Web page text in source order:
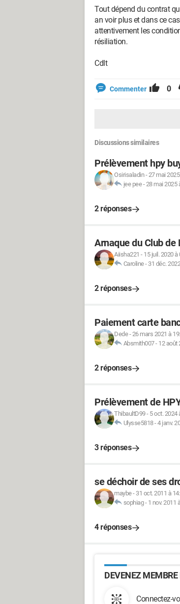
Tout dépend du contrat
an voir plus et dans ce
attentivement les
résiliation.
Cdlt
Commenter 0
Discussions similaires
Prélèvement hpy
Osirisaladin-27 mai
jee pee-28 mai 2025
2 réponses
Arnaque du Club de
Aiisha221 - 15 juil. 2020 à
Caroline- 31 déc.
2 réponses
Paiement carte
Dede-26 mars 2021 à
Absmith007- 12 août
2 réponses
Prélèvement de
ThibaultD99- 5 oct. 2024
Ulysse5818-4 janv.
3 réponses
se déchoir de ses
maybe- 31 oct. 2011 à
sophiag- 1 nov. 2011
4 réponses
DEVENEZ MEMBRE
Connectez-